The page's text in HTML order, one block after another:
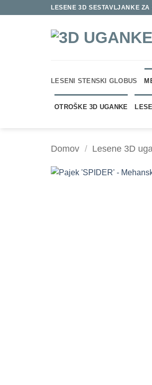
LESENE 3D SESTAVLJANKE
LESENI STENSKI GLOBUS
OTROŠKE 3D UGANKE
Domov / Lesene 3D